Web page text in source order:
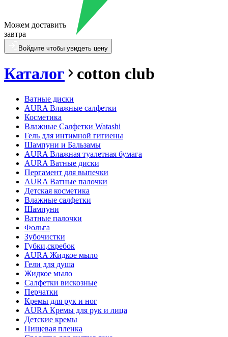
Можем доставить
завтра
Войдите чтобы увидеть цену
Каталог cotton club
Ватные диски
AURA Влажные салфетки
Косметика
Влажные Салфетки Watashi
Гель для интимной гигиены
Шампуни и Бальзамы
AURA Влажная туалетная бумага
AURA Ватные диски
Пергамент для выпечки
AURA Ватные палочки
Детская косметика
Влажные салфетки
Шампуни
Ватные палочки
Фольга
Зубочистки
Губки,скребок
AURA Жидкое мыло
Гели для душа
Жидкое мыло
Салфетки вискозные
Перчатки
Кремы для рук и ног
AURA Кремы для рук и лица
Детские кремы
Пищевая пленка